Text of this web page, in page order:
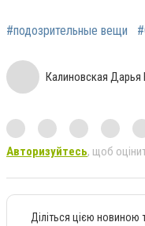
#подозрительные вещи
Калиновская Дарья
Авторизуйтесь, щоб
Діліться цією новиною